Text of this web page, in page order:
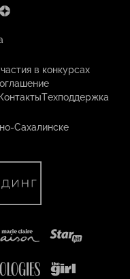
в конкурсах
КонтактыТехподдержка
Сахалинске